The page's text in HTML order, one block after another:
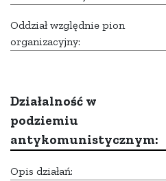
Oddział względnie pion
organizacyjny:
Działalność w
podziemiu
antykomunistycznym:
Opis działań: